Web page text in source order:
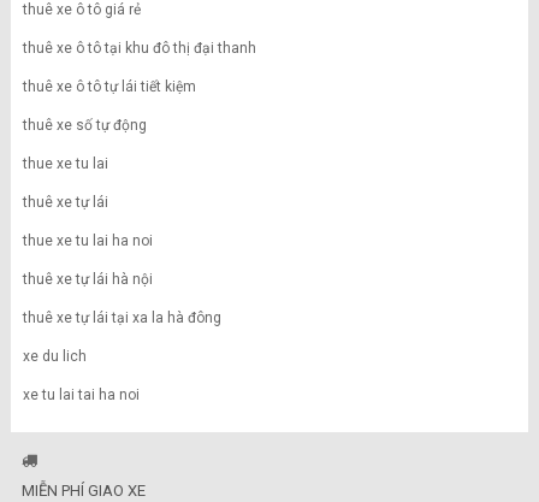
thuê xe ô tô giá rẻ
thuê xe ô tô tại khu đô thị đại thanh
thuê xe ô tô tự lái tiết kiệm
thuê xe số tự động
thue xe tu lai
thuê xe tự lái
thue xe tu lai ha noi
thuê xe tự lái hà nội
thuê xe tự lái tại xa la hà đông
xe du lich
xe tu lai tai ha noi
MIỄN PHÍ GIAO XE